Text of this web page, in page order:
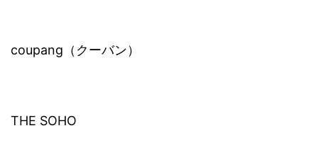
coupang（クーバン）
THE SOHO